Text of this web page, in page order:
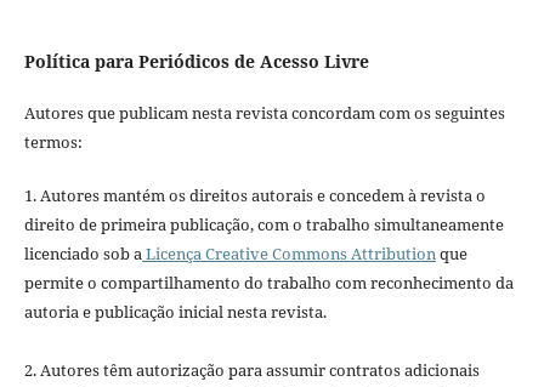
Política para Periódicos de Acesso Livre
Autores que publicam nesta revista concordam com os seguintes
termos:
1. Autores mantém os direitos autorais e concedem à revista o
direito de primeira publicação, com o trabalho simultaneamente
licenciado sob aLicença Creative Commons Attributionque
permite o compartilhamento do trabalho com reconhecimento da
autoria e publicação inicial nesta revista.
2. Autores têm autorização para assumir contratos adicionais